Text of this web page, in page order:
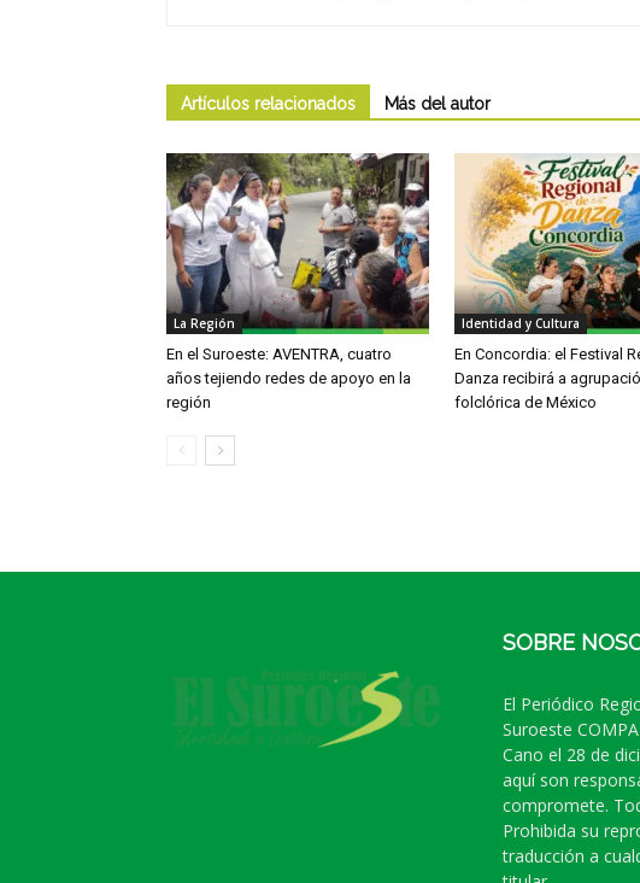
Artículos relacionados Más del autor
La Región
En el Suroeste: AVENTRA, cuatro
años tejiendo redes de apoyo en la
región
Identidad y Cultura
En Concordia: el Festival
Danza recibirá a
folclórica de México
SOBRE
El Periódico
Suroeste
Cano el 28 de
aquí son
compromete.
Prohibida su
traducción a